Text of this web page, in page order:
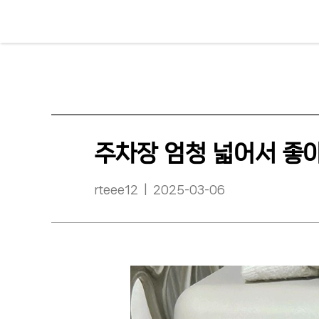
주차장 엄청 넓어서 좋
rteee12 | 2025-03-06